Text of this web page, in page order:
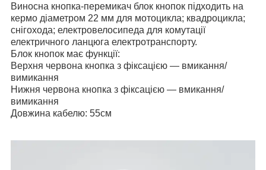
Виносна кнопка-перемикач блок кнопок підходить на
кермо діаметром 22 мм для мотоцикла; квадроцикла;
снігохода; електровелосипеда для комутації
електричного ланцюга електротранспорту.
Блок кнопок має функції:
Верхня червона кнопка з фіксацією — вмикання/
вимикання
Нижня червона кнопка з фіксацією — вмикання/
вимикання
Довжина кабелю: 55см